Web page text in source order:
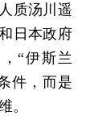
质汤川遥
日本政府
“伊斯兰
件，而是
。